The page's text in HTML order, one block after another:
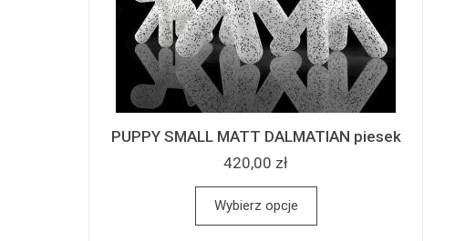
PUPPY SMALL MATT DALMATIAN piesek
420,00 zł
Wybierz opcje